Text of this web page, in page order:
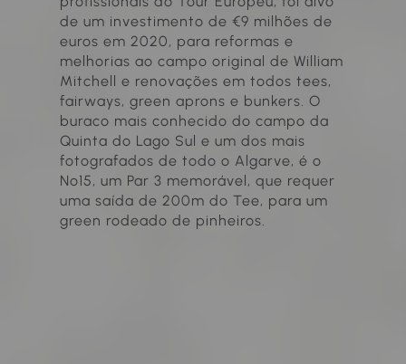
de um investimento de €9 milhões de
euros em 2020, para reformas e
melhorias ao campo original de William
Mitchell e renovações em todos tees,
fairways, green aprons e bunkers. O
buraco mais conhecido do campo da
Quinta do Lago Sul e um dos mais
fotografados de todo o Algarve, é o
Nº15, um Par 3 memorável, que requer
uma saída de 200m do Tee, para um
green rodeado de pinheiros.